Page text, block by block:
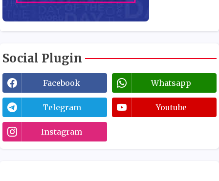
Social Plugin
Facebook Whatsapp
Telegram Youtube
Instagram